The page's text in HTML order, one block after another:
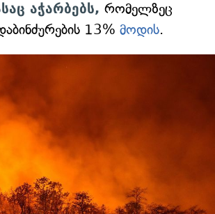
აჭარბებს, რომელზეც
13% მოდის.